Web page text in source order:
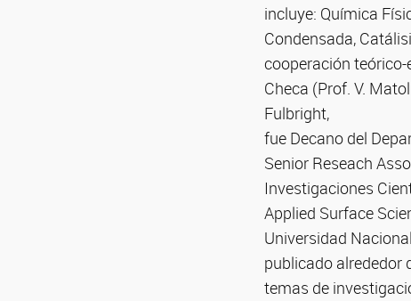
incluye: Química
Condensada,
cooperación
Checa (Prof. V.
Fulbright,
fue Decano del
Senior Reseach
Investigaciones
Applied Surface
Universidad
publicado alrededor
temas de